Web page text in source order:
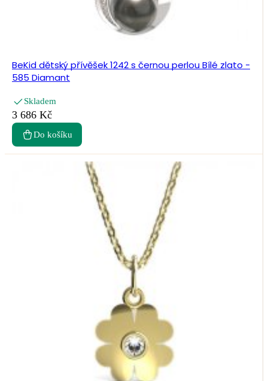
BeKid dětský přívěšek 1242 s černou perlou Bílé zlato -
585 Diamant
Skladem
3 686 Kč
Do košíku